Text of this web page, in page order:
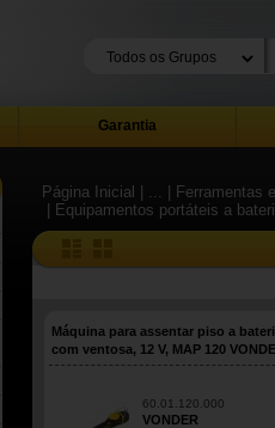
Garantia
Página Inicial | ...
|
| Equipamentos portáteis a
Máquina para assentar piso a
com ventosa, 12 V, MAP 120
60.01.120.000
VONDER